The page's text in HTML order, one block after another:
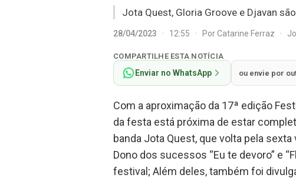
Jota Quest, Gloria Groove e Djavan
28/04/2023 · 12:55 · PorCatarine Ferraz ·
COMPARTILHE ESTA NOTÍCIA
Enviar no WhatsApp ou envie por
Com a aproximação da 17ª edição
da festa está próxima de estar
banda Jota Quest, que volta pela
Dono dos sucessos “Eu te devoro” e
festival; Além deles, também foi